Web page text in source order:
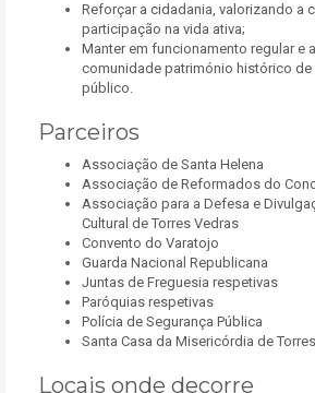
Reforçar a cidadania, valorizando a
participação na vida ativa;
Manter em funcionamento regular e
comunidade património histórico
público.
Parceiros
Associação de Santa Helena
Associação de Reformados do
Associação para a Defesa e
Cultural de Torres Vedras
Convento do Varatojo
Guarda Nacional Republicana
Juntas de Freguesia respetivas
Paróquias respetivas
Polícia de Segurança Pública
Santa Casa da Misericórdia de
Locais onde decorre